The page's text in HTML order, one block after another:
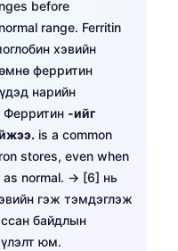
before
range. Ferritin
хэвийн
ферритин
нарийн
Ферритин -ийг
is a common
stores, even when
as normal. → [6] нь
гэж тэмдэглэж
байдлын
юм.